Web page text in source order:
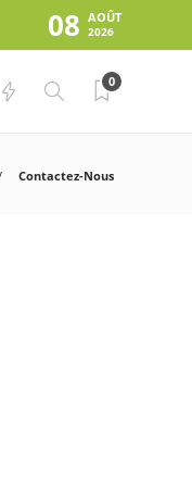
08 AOÛT
2026
0
Contactez-Nous